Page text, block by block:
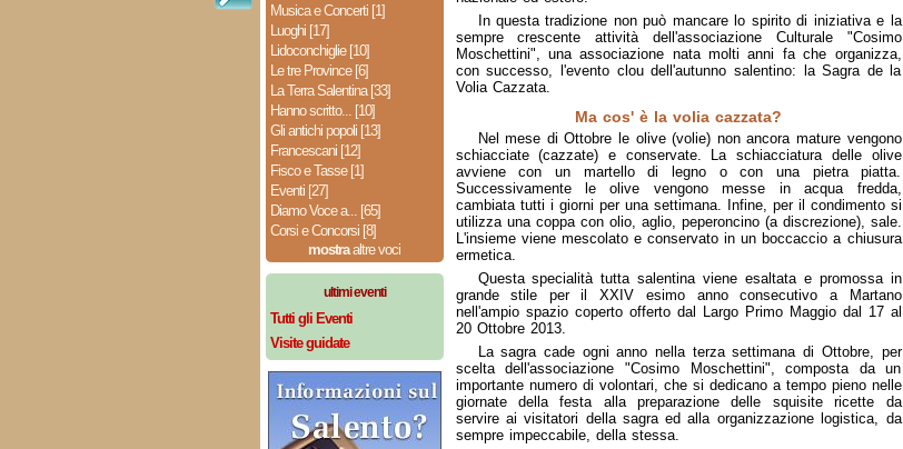
Musica e Concerti [1]
Luoghi [17]
Lidoconchiglie [10]
Le tre Province [6]
La Terra Salentina [33]
Hanno scritto... [10]
Gli antichi popoli [13]
Francescani [12]
Fisco e Tasse [1]
Eventi [27]
Diamo Voce a... [65]
Corsi e Concorsi [8]
mostraaltre voci
ultimi eventi
Tutti gli Eventi
Visite guidate
In questa tradizione non può mancare lo spirito di iniziativa e la
sempre crescente attività dell'associazione Culturale "Cosimo
Moschettini", una associazione nata molti anni fa che organizza,
con successo, l'evento clou dell'autunno salentino: la Sagra de la
Volia Cazzata.
Ma cos' è la volia cazzata?
Nel mese di Ottobre le olive (volie) non ancora mature vengono
schiacciate (cazzate) e conservate. La schiacciatura delle olive
avviene con un martello di legno o con una pietra piatta.
Successivamente le olive vengono messe in acqua fredda,
cambiata tutti i giorni per una settimana. Infine, per il condimento si
utilizza una coppa con olio, aglio, peperoncino (a discrezione), sale.
L'insieme viene mescolato e conservato in un boccaccio a chiusura
ermetica.
Questa specialità tutta salentina viene esaltata e promossa in
grande stile per il XXIV esimo anno consecutivo a Martano
nell'ampio spazio coperto offerto dal Largo Primo Maggio dal 17 al
20 Ottobre 2013.
La sagra cade ogni anno nella terza settimana di Ottobre, per
scelta dell'associazione "Cosimo Moschettini", composta da un
importante numero di volontari, che si dedicano a tempo pieno nelle
giornate della festa alla preparazione delle squisite ricette da
servire ai visitatori della sagra ed alla organizzazione logistica, da
sempre impeccabile, della stessa.